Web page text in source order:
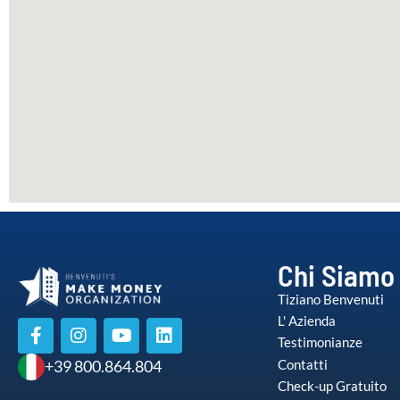
+39 800.864.804
Chi Siamo
Tiziano Benvenuti
L' Azienda
Testimonianze
Contatti
Check-up Gratuito